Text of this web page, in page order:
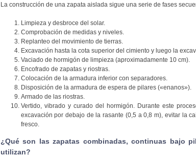
La construcción de una zapata aislada sigue una serie de fases
Limpieza y desbroce del solar.
Comprobación de medidas y niveles.
Replanteo del movimiento de tierras.
Excavación hasta la cota superior del cimiento y luego la
Vaciado de hormigón de limpieza (aproximadamente 10 cm).
Encofrado de zapatas y riostras.
Colocación de la armadura inferior con separadores.
Disposición de la armadura de espera de pilares («enanos»).
Armado de las riostras.
Vertido, vibrado y curado del hormigón. Durante este
excavación por debajo de la rasante (0,5 a 0,8 m), evitar la
fresco.
¿Qué son las zapatas combinadas, continuas bajo
utilizan?